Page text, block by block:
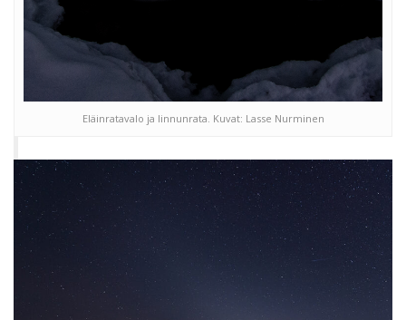
Eläinratavalo ja linnunrata. Kuvat: Lasse Nurminen